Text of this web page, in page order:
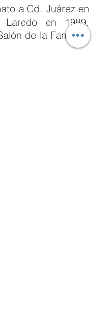
a Cd. Juárez en
en 1989.
de la Fama en